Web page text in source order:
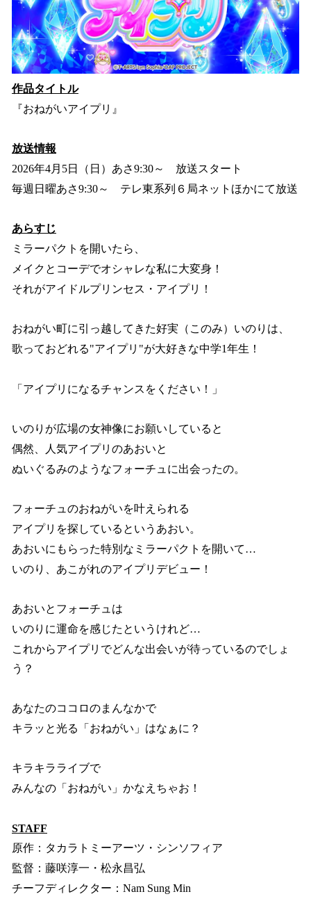
作品タイトル
『おねがいアイプリ』
放送情報
2026年4月5日（日）あさ9:30～ 放送スタート
毎週日曜あさ9:30～ テレ東系列６局ネットほかにて放送
あらすじ
ミラーパクトを開いたら、
メイクとコーデでオシャレな私に大変身！
それがアイドルプリンセス・アイプリ！
おねがい町に引っ越してきた好実（このみ）いのりは、
歌っておどれる"アイプリ"が大好きな中学1年生！
「アイプリになるチャンスをください！」
いのりが広場の女神像にお願いしていると
偶然、人気アイプリのあおいと
ぬいぐるみのようなフォーチュに出会ったの。
フォーチュのおねがいを叶えられる
アイプリを探しているというあおい。
あおいにもらった特別なミラーパクトを開いて…
いのり、あこがれのアイプリデビュー！
あおいとフォーチュは
いのりに運命を感じたというけれど…
これからアイプリでどんな出会いが待っているのでしょ
う？
あなたのココロのまんなかで
キラッと光る「おねがい」はなぁに？
キラキラライブで
みんなの「おねがい」かなえちゃお！
STAFF
原作：タカラトミーアーツ・シンソフィア
監督：藤咲淳一・松永昌弘
チーフディレクター：Nam Sung Min